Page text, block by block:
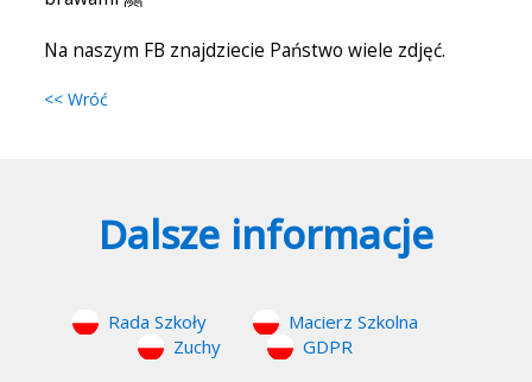
Na naszym FB znajdziecie Państwo wiele zdjęć.
<< Wróć
Dalsze informacje
Rada Szkoły
Macierz Szkolna
Zuchy
GDPR